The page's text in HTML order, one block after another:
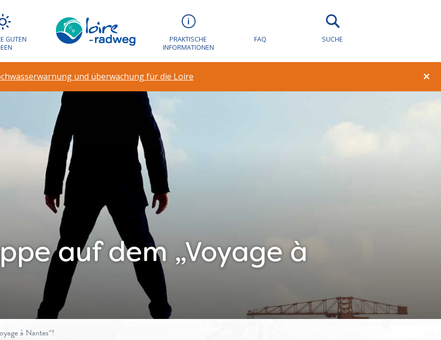
GUTEN
PRAKTISCHE
INFORMATIONEN
FAQ SUCHE
×
und überwachung für die Loire
auf dem „Voyage à
à Nantes“!